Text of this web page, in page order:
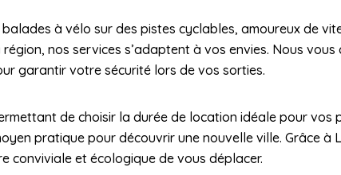
à vélo sur des pistes cyclables, amoureux de
nos services s’adaptent à vos envies. Nous vous
garantir votre sécurité lors de vos sorties.
de choisir la durée de location idéale pour vos
pratique pour découvrir une nouvelle ville. Grâce à
conviviale et écologique de vous déplacer.